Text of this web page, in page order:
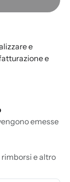
e
e
emesse
e altro